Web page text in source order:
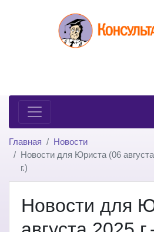
Главная
Новости
Новости для Юриста (06 августа
г.)
Новости для